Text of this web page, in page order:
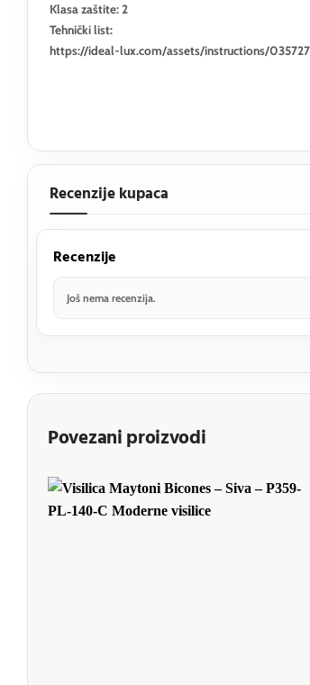
Klasa zaštite: 2
Tehnički list:
https://ideal-lux.com/assets/instructions/
Recenzije kupaca
Recenzije
Još nema recenzija.
Povezani proizvodi